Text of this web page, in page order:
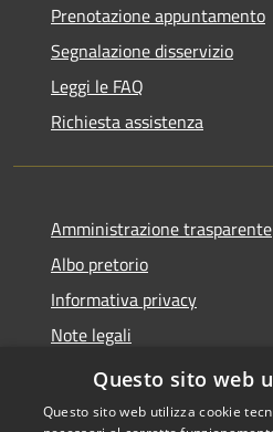
Prenotazione appuntamento
Segnalazione disservizio
Leggi le FAQ
Richiesta assistenza
Amministrazione trasparente
Albo pretorio
Informativa privacy
Note legali
Dichiarazione di accessibilità
Questo sito web
Questo sito web utilizza cookie